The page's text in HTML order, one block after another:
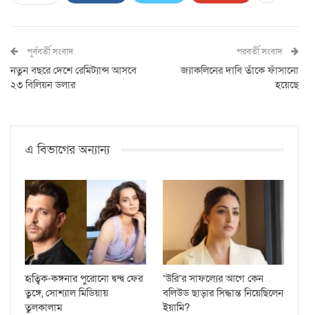
পূর্ববর্তী সংবাদ
নতুন বছরে দেশে রেমিট্যান্স আসবে
২৩ বিলিয়ন ডলার
পরবর্তী সংবাদ
জ্যাকলিনের দাবি তাঁকে ফাঁসানো
হয়েছে
এ বিভাগের অন্যান্য
হৃত্বিক-কঙ্গনার পুরোনো দ্বন্দ্ব ফের
তুঙ্গে, সোশ্যাল মিডিয়ায়
তুলকালাম
‘উরি’র সাফল্যের আগে কেন
বলিউড ছাড়ার সিদ্ধান্ত নিয়েছিলেন
ইয়ামি?